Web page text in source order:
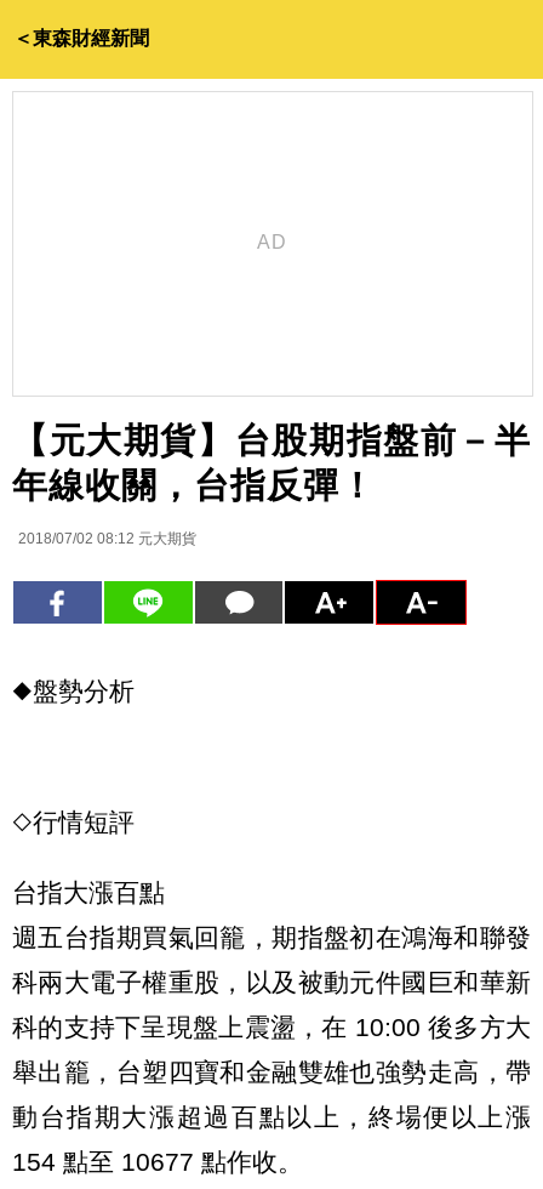
＜東森財經新聞
【元大期貨】台股期指盤前－半
年線收關，台指反彈！
2018/07/02 08:12 元大期貨
◆盤勢分析
◇行情短評
台指大漲百點
週五台指期買氣回籠，期指盤初在鴻海和聯發
科兩大電子權重股，以及被動元件國巨和華新
科的支持下呈現盤上震盪，在 10:00 後多方大
舉出籠，台塑四寶和金融雙雄也強勢走高，帶
動台指期大漲超過百點以上，終場便以上漲
154 點至 10677 點作收。